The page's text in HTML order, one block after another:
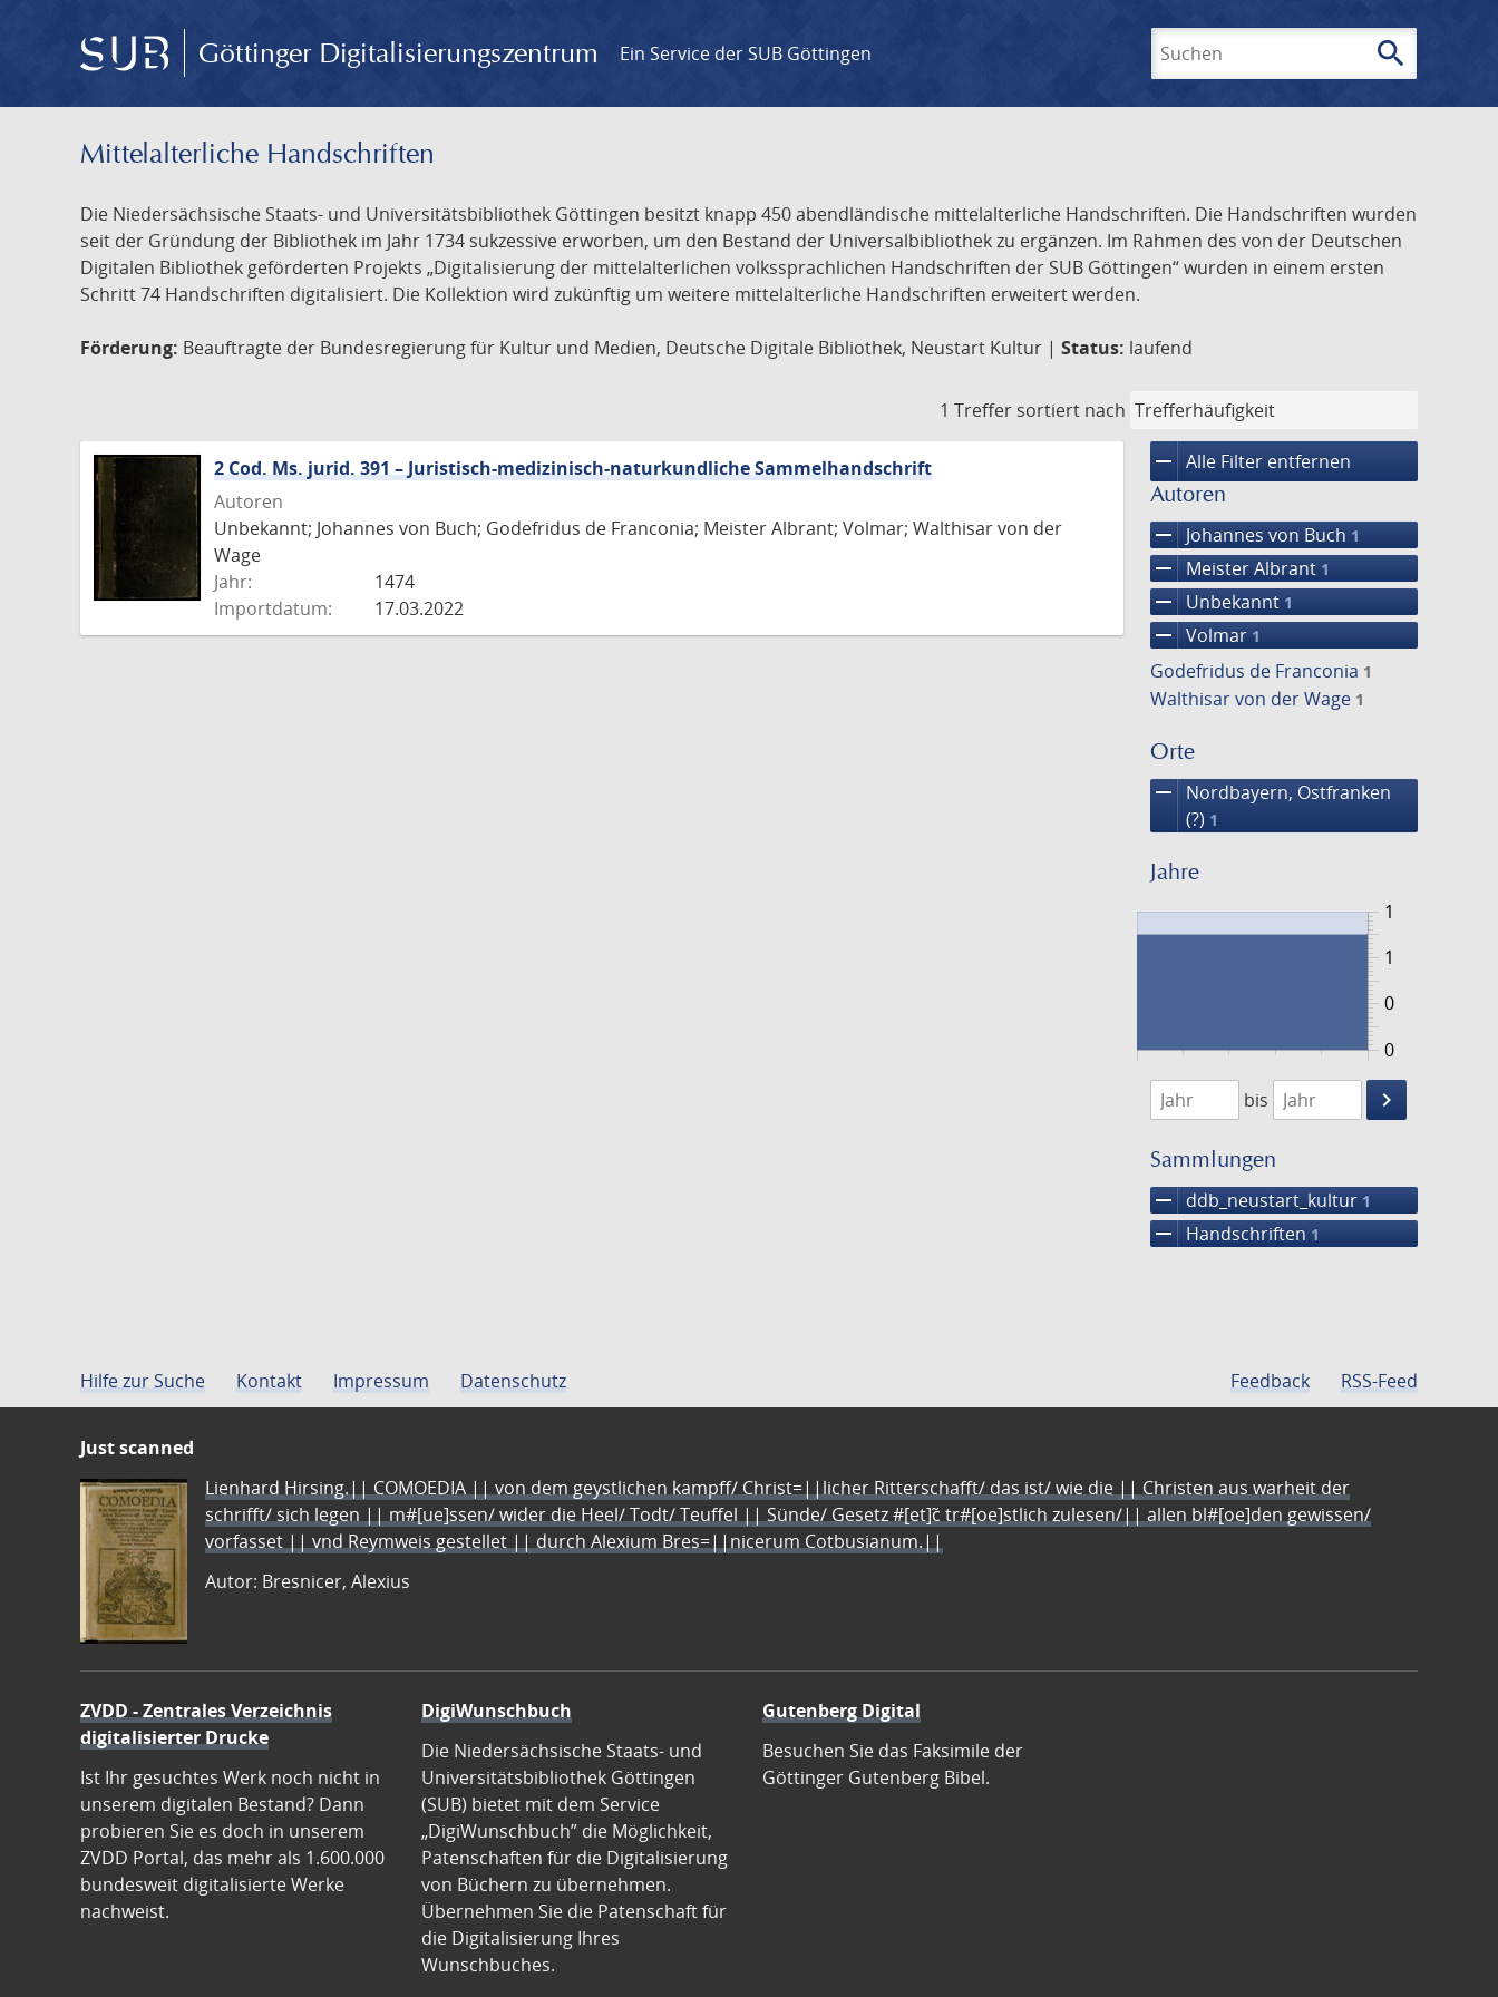
Göttinger Digitalisierungszentrum Ein Service der SUB Göttingen search
Mittelalterliche Handschriften
Die Niedersächsische Staats- und Universitätsbibliothek Göttingen besitzt knapp 450 abendländische mittelalterliche Handschriften. Die Handschriften wurden
seit der Gründung der Bibliothek im Jahr 1734 sukzessive erworben, um den Bestand der Universalbibliothek zu ergänzen. Im Rahmen des von der Deutschen
Digitalen Bibliothek geförderten Projekts „Digitalisierung der mittelalterlichen volkssprachlichen Handschriften der SUB Göttingen“ wurden in einem ersten
Schritt 74 Handschriften digitalisiert. Die Kollektion wird zukünftig um weitere mittelalterliche Handschriften erweitert werden.
Förderung: Beauftragte der Bundesregierung für Kultur und Medien, Deutsche Digitale Bibliothek, Neustart Kultur | Status: laufend
1 Treffer sortiert nach
remove Alle Filter entfernen
Autoren
remove Johannes von Buch 1
remove Meister Albrant 1
remove Unbekannt 1
remove Volmar 1
Godefridus de Franconia 1
Walthisar von der Wage 1
Orte
remove
Nordbayern, Ostfranken
(?) 1
Jahre
0
1
0
1
1474
1475
bis
keyboard_arrow_right
Suche
Sammlungen
remove ddb_neustart_kultur 1
remove Handschriften 1
2 Cod. Ms. jurid. 391 – Juristisch-medizinisch-naturkundliche Sammelhandschrift
Autoren
Unbekannt; Johannes von Buch; Godefridus de Franconia; Meister Albrant; Volmar; Walthisar von der
Wage
Jahr:
1474
Importdatum:
17.03.2022
Hilfe zur Suche Kontakt Impressum Datenschutz Feedback RSS-Feed
Just scanned
Lienhard Hirsing.|| COMOEDIA || von dem geystlichen kampff/ Christ=||licher Ritterschafft/ das ist/ wie die || Christen aus warheit der
schrifft/ sich legen || m#[ue]ssen/ wider die Heel/ Todt/ Teuffel || Sünde/ Gesetz #[et]c̃ tr#[oe]stlich zulesen/|| allen bl#[oe]den gewissen/
vorfasset || vnd Reymweis gestellet || durch Alexium Bres=||nicerum Cotbusianum.||
Autor: Bresnicer, Alexius
ZVDD - Zentrales Verzeichnis
digitalisierter Drucke
Ist Ihr gesuchtes Werk noch nicht in
unserem digitalen Bestand? Dann
probieren Sie es doch in unserem
ZVDD Portal, das mehr als 1.600.000
bundesweit digitalisierte Werke
nachweist.
DigiWunschbuch
Die Niedersächsische Staats- und
Universitätsbibliothek Göttingen
(SUB) bietet mit dem Service
„DigiWunschbuch” die Möglichkeit,
Patenschaften für die Digitalisierung
von Büchern zu übernehmen.
Übernehmen Sie die Patenschaft für
die Digitalisierung Ihres
Wunschbuches.
Gutenberg Digital
Besuchen Sie das Faksimile der
Göttinger Gutenberg Bibel.